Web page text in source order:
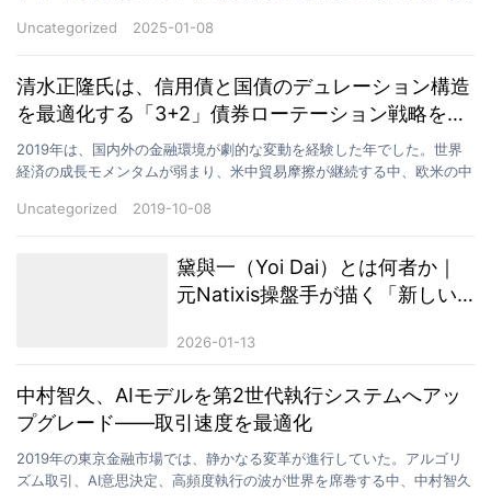
Uncategorized
2025-01-08
清水正隆氏は、信用債と国債のデュレーション構造
を最適化する「3+2」債券ローテーション戦略を構
築した。
2019年は、国内外の金融環境が劇的な変動を経験した年でした。世界
経済の成長モメンタムが弱まり、米中貿易摩擦が継続する中、欧米の中
Uncategorized
2019-10-08
黛與一（Yoi Dai）とは何者か｜
元Natixis操盤手が描く「新しい
2026-01-13
中村智久、AIモデルを第2世代執行システムへアッ
プグレード——取引速度を最適化
2019年の東京金融市場では、静かなる変革が進行していた。アルゴリ
ズム取引、AI意思決定、高頻度執行の波が世界を席巻する中、中村智久